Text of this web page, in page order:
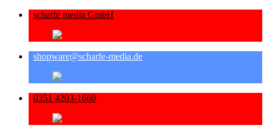
scharfe media GmbH
shopware@scharfe-media.de
0351 4203-1660